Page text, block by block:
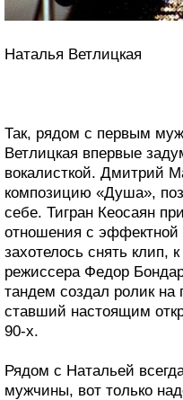
Наталья Ветлицкая
Так, рядом с первым
Ветлицкая впервые
вокалисткой. Дмитрий
композицию «Душа»,
себе. Тигран Кеосаян
отношения с эффектной
захотелось снять клип,
режиссера Федор
тандем создал ролик на
ставший настоящим
90-х.
Рядом с Натальей
мужчины, вот только